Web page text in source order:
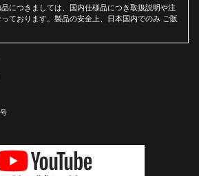
につきましては、国内仕様品につき取扱説明や注
ております。製品の安全上、日本国内でのみ ご販